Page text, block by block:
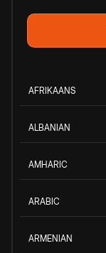
AFRIKAANS
ALBANIAN
AMHARIC
ARABIC
ARMENIAN